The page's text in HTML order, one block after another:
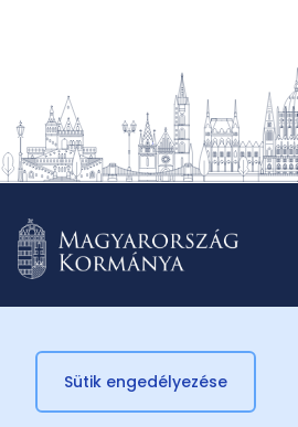
© 2026
Sütik engedélyezése